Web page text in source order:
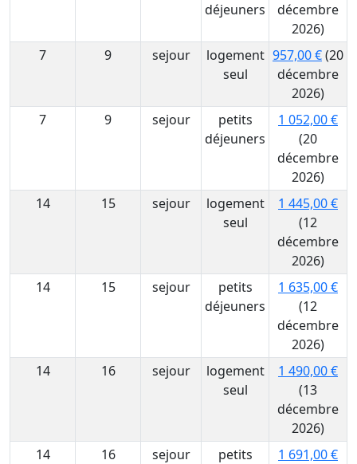
déjeuners
décembre
2026)
7
9 sejour
logement
seul
957,00 €(20
décembre
2026)
7
9 sejour
petits
déjeuners
1 052,00 €
(20
décembre
2026)
14
15 sejour
logement
seul
1 445,00 €
(12
décembre
2026)
14
15 sejour
petits
déjeuners
1 635,00 €
(12
décembre
2026)
14
16 sejour
logement
seul
1 490,00 €
(13
décembre
2026)
14
16 sejour
petits
1 691,00 €